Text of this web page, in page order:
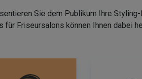
Sie dem Publikum Ihre
für Friseursalons können Ihnen dabei